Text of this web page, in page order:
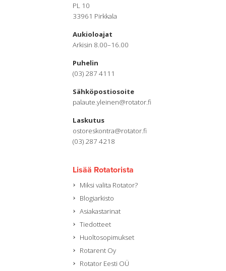
PL 10
33961 Pirkkala
Aukioloajat
Arkisin 8.00–16.00
Puhelin
(03) 287 4111
Sähköpostiosoite
palaute.yleinen@rotator.fi
Laskutus
ostoreskontra@rotator.fi
(03) 287 4218
Lisää Rotatorista
Miksi valita Rotator?
Blogiarkisto
Asiakastarinat
Tiedotteet
Huoltosopimukset
Rotarent Oy
Rotator Eesti OÜ